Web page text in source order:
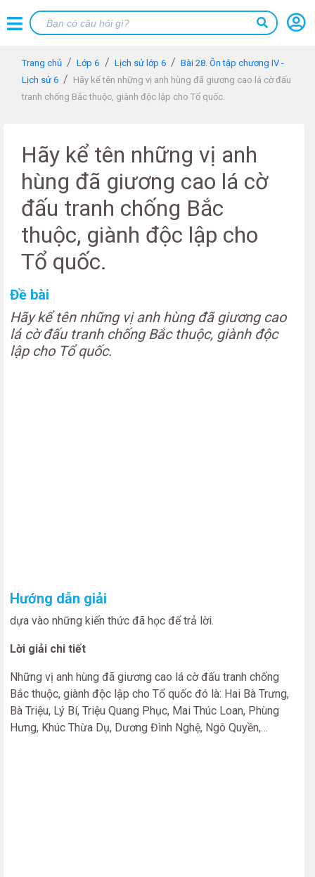
Trang chủ Lớp 6 Lịch sử lớp 6
Bài 28. Ôn tập chương IV -
Lịch sử 6
Hãy kể tên những vị anh hùng đã giương cao lá cờ đấu
tranh chống Bắc thuộc, giành độc lập cho Tổ quốc.
Hãy kể tên những vị anh
hùng đã giương cao lá cờ
đấu tranh chống Bắc
thuộc, giành độc lập cho
Tổ quốc.
Đề bài
Hãy kể tên những vị anh hùng đã giương cao
lá cờ đấu tranh chống Bắc thuộc, giành độc
lập cho Tổ quốc.
Hướng dẫn giải
dựa vào những kiến thức đã học để trả lời.
Lời giải chi tiết
Những vị anh hùng đã giương cao lá cờ đấu tranh chống
Bắc thuộc, giành độc lập cho Tổ quốc đó là: Hai Bà Trưng,
Bà Triệu, Lý Bí, Triệu Quang Phục, Mai Thúc Loan, Phùng
Hưng, Khúc Thừa Dụ, Dương Đình Nghệ, Ngô Quyền,…